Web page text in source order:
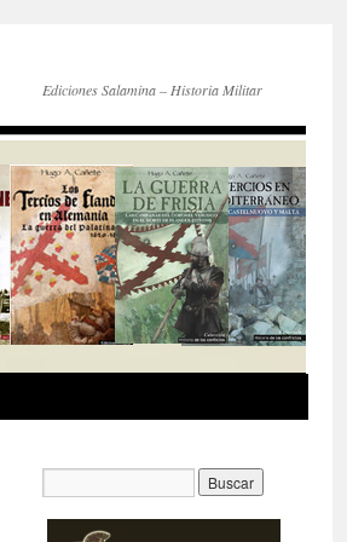
Ediciones Salamina – Historia Militar